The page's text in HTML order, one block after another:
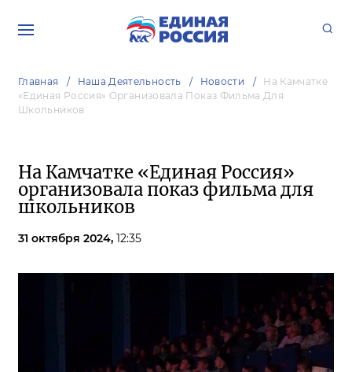
Главная Наша Деятельность Новости
На Камчатке
«Единая Россия» Организовала Показ Фильма Для
Школьников
На Камчатке «Единая Россия»
организовала показ фильма для
школьников
31 октября 2024, 12:35